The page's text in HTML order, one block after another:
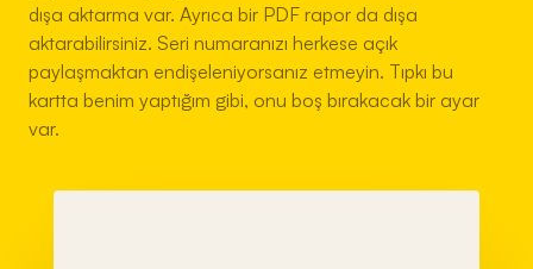
dışa aktarma var. Ayrıca bir PDF rapor da dışa
aktarabilirsiniz. Seri numaranızı herkese açık
paylaşmaktan endişeleniyorsanız etmeyin. Tıpkı bu
kartta benim yaptığım gibi, onu boş bırakacak bir ayar
var.